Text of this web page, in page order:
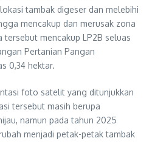
tambak digeser dan melebihi
mencakup dan merusak zona
mencakup LP2B seluas
Pertanian Pangan
0,34 hektar.
foto satelit yang ditunjukkan
tersebut masih berupa
namun pada tahun 2025
menjadi petak-petak tambak